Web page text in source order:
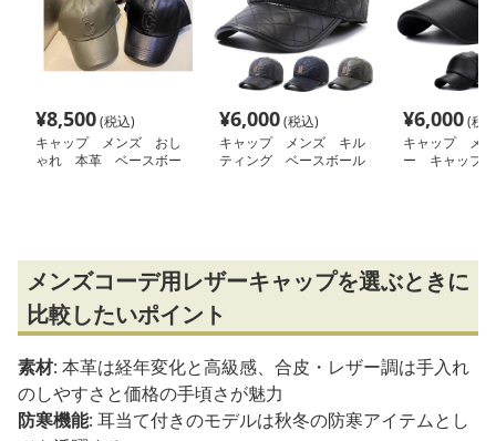
¥8,500(税込)
キャップ メンズ おし
ゃれ 本革 ベースボー
¥6,000(税込)
キャップ メンズ キル
ティング ベースボール
¥6,000(税
キャップ メ
ー キャップ
メンズコーデ用レザーキャップを選ぶときに
比較したいポイント
素材: 本革は経年変化と高級感、合皮・レザー調は手入れ
のしやすさと価格の手頃さが魅力
防寒機能: 耳当て付きのモデルは秋冬の防寒アイテムとし